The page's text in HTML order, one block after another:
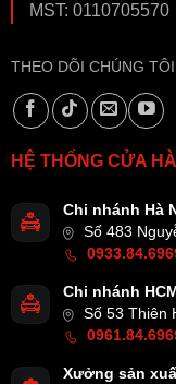
MST: 0110705570
THEO DÕI CHÚNG TÔI
HỆ THỐNG CỬA
Chi nhánh Hà
Số 483
Chi nhánh HCM
Số 53 Thiên
Xưởng sản